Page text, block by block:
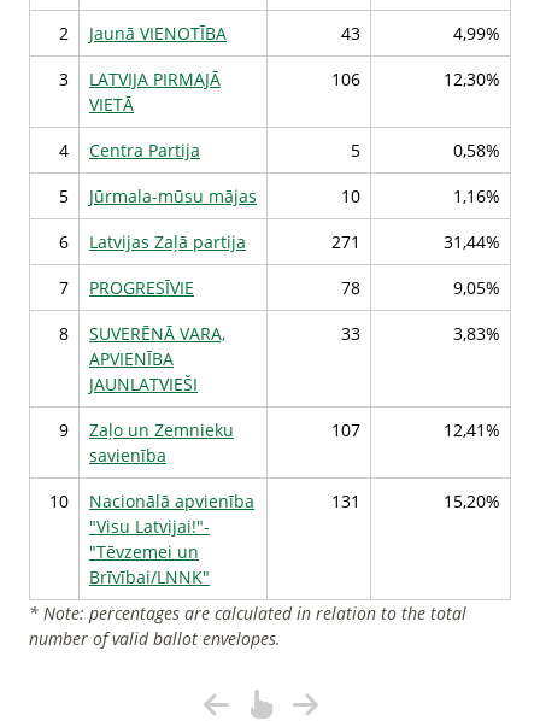
2 Jaunā VIENOTĪBA 43
4,99%
3
LATVIJA PIRMAJĀ
VIETĀ
106 12,30%
4 Centra Partija 5
0,58%
5
Jūrmala-mūsu mājas 10
1,16%
6
Latvijas Zaļā partija 271
31,44%
7
PROGRESĪVIE 78
9,05%
8
SUVERĒNĀ VARA,
APVIENĪBA
JAUNLATVIEŠI
33 3,83%
9
Zaļo un Zemnieku
savienība
107 12,41%
10
Nacionālā apvienība
"Visu Latvijai!"-
"Tēvzemei un
Brīvībai/LNNK"
131 15,20%
* Note: percentages are calculated in relation to the total
number of valid ballot envelopes.